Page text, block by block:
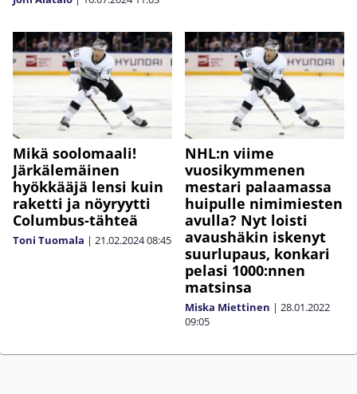
Mikä soolomaali!
Järkälemäinen
hyökkääjä lensi kuin
raketti ja nöyryytti
Columbus-tähteä
Toni Tuomala | 21.02.202408:45
NHL:n viime
vuosikymmenen
mestari palaamassa
huipulle nimimiesten
avulla? Nyt loisti
avaushäkin iskenyt
suurlupaus, konkari
pelasi 1000:nnen
matsinsa
Miska Miettinen | 28.01.2022
09:05